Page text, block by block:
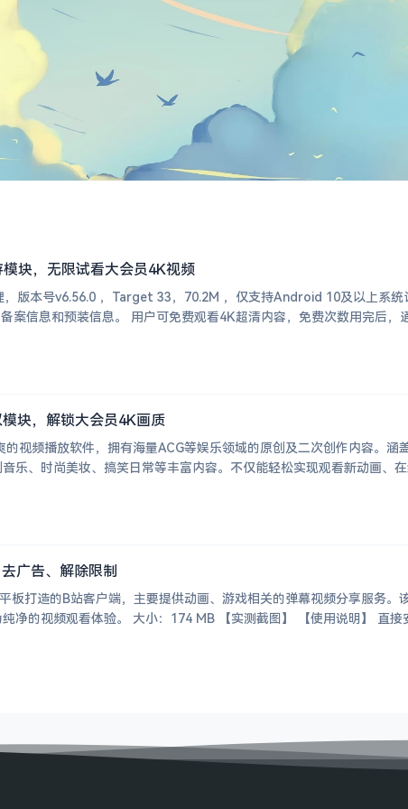
块，无限试看大会员4K视频
，版本号v6.56.0 ，Target 33，70.2M ，仅支持Android 10及以上系统
仅保留OPPO推送服务，在设置界面可看到备案信息和预装信息。 用户可免费观看4K超清内容，免
块，解锁大会员4K画质
的视频播放软件，拥有海量ACG等娱乐领域的原创及二次创作内容。
乐、时尚美妆、搞笑日常等丰富内容。不仅能轻松实现观看新动画、
广告、解除限制
板打造的B站客户端，主要提供动画、游戏相关的弹幕视频分享服务
去除广告并解除番剧限制，为用户带来更为纯净的视频观看